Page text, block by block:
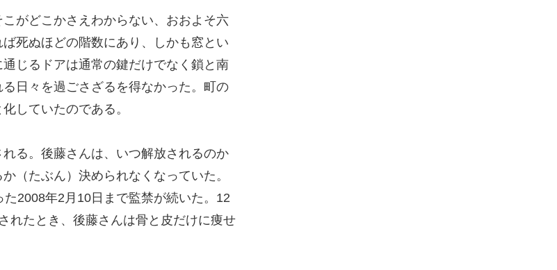
がどこかさえわからない、おおよそ六
死ぬほどの階数にあり、しかも窓とい
じるドアは通常の鍵だけでなく鎖と南
日々を過ごさざるを得なかった。町の
していたのである。
る。後藤さんは、いつ解放されるのか
（たぶん）決められなくなっていた。
2008年2月10日まで監禁が続いた。12
れたとき、後藤さんは骨と皮だけに痩せ